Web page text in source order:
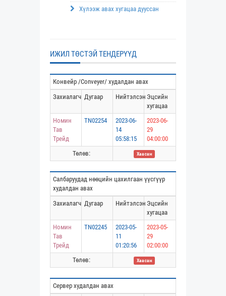
Хүлээж авах хугацаа дууссан
ИЖИЛ ТӨСТЭЙ ТЕНДЕРҮҮД
Конвейр /Conveyer/ худалдан авах
Захиалагч Дугаар Нийтэлсэн Эцсийн
хугацаа
Номин
Тав
Трейд
TN02254
2023-06-
14
05:58:15
2023-06-
29
04:00:00
Төлөв:
Хаасан
Салбаруудад нөөцийн цахилгаан үүсгүүр
худалдан авах
Захиалагч Дугаар Нийтэлсэн Эцсийн
хугацаа
Номин
Тав
Трейд
TN02245
2023-05-
11
01:20:56
2023-05-
29
02:00:00
Төлөв:
Хаасан
Сервер худалдан авах